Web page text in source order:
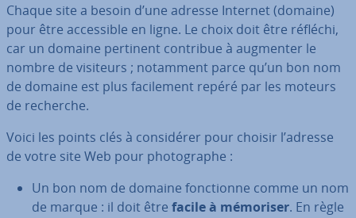
Chaque site a besoin d’une adresse Internet (domaine)
pour être ac­ces­sible en ligne. Le choix doit être réfléchi,
car un domaine pertinent contribue à augmenter le
nombre de visiteurs ; notamment parce qu’un bon nom
de domaine est plus fa­ci­le­ment repéré par les moteurs
de recherche.
Voici les points clés à con­si­dé­rer pour choisir l’adresse
de votre site Web pour pho­to­graphe :
Un bon nom de domaine fonc­tionne comme un nom
de marque : il doit être facile à mémoriser. En règle